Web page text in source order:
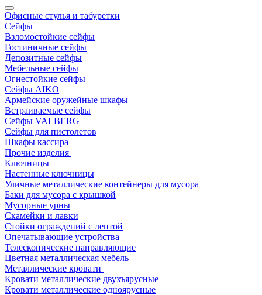
Офисные стулья и табуретки
Сейфы
Взломостойкие сейфы
Гостиничные сейфы
Депозитные сейфы
Мебельные сейфы
Огнестойкие сейфы
Сейфы AIKO
Армейские оружейные шкафы
Встраиваемые сейфы
Сейфы VALBERG
Сейфы для пистолетов
Шкафы кассира
Прочие изделия
Ключницы
Настенные ключницы
Уличные металлические контейнеры для мусора
Баки для мусора с крышкой
Мусорные урны
Скамейки и лавки
Стойки ограждений с лентой
Опечатывающие устройства
Телескопические направляющие
Цветная металлическая мебель
Металлические кровати
Кровати металлические двухъярусные
Кровати металлические одноярусные